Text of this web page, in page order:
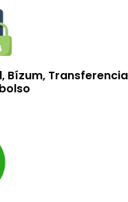
Bízum, Transferencia